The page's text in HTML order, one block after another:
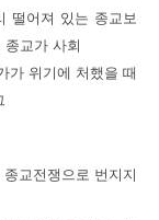
떨어져 있는 종교보
교가 사회
가 위기에 처했을 때
교전쟁으로 번지지